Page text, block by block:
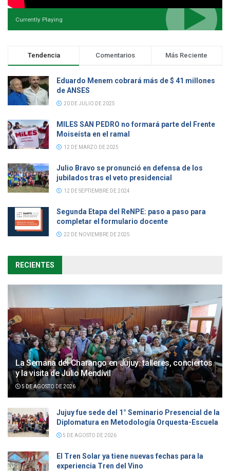
Currently Playing
Tendencia Comentarios Más Reciente
Eduardo Menem cobrará más de $ 41 millones
de ANSES
20 DE JULIO DE 2025
MILES SAN PEDRO no formará parte del Frente
Moiseísta en el ramal
12 DE MARZO DE 2025
Julio Bravo se pronunció en defensa de los
jubilados tras el veto presidencial
12 DE SEPTIEMBRE DE 2024
Segunda Etapa del ReNPE: paso a paso para
completar el formulario docente
22 DE NOVIEMBRE DE 2025
RECIENTES
La Semana del Charango en Jujuy: talleres, conciertos
y la visita de Julio Mendívil
5 DE AGOSTO DE 2026
Jujuy fue sede del 1° Seminario Presencial de la
Diplomatura en Metodología Orquesta-Escuela
5 DE AGOSTO DE 2026
El Tren Solar ya tiene nuevas fechas para la
experiencia Tren del Vino